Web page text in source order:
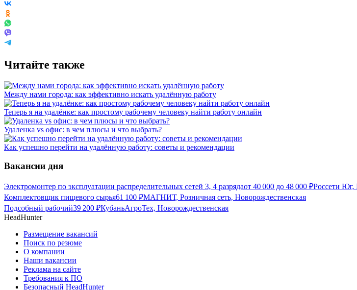
Читайте также
Между нами города: как эффективно искать удалённую работу
Теперь я на удалёнке: как простому рабочему человеку найти работу онлайн
Удаленка vs офис: в чем плюсы и что выбрать?
Как успешно перейти на удалённую работу: советы и рекомендации
Вакансии дня
Электромонтер по эксплуатации распределительных сетей 3, 4 разрядаот 40 000 до 48 000 ₽Россети Юг,
Комплектовщик пищевого сырья61 100 ₽МАГНИТ, Розничная сеть, Новорождественская
Подсобный рабочий39 200 ₽КубаньАгроТех, Новорождественская
HeadHunter
Размещение вакансий
Поиск по резюме
О компании
Наши вакансии
Реклама на сайте
Требования к ПО
Безопасный HeadHunter